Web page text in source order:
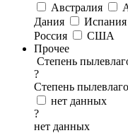
Австралия
Дания
Испания
Россия
США
Прочее
Степень
?
Степень
нет данных
?
нет данных